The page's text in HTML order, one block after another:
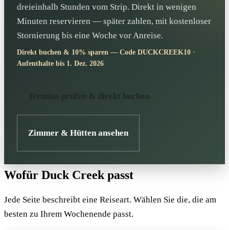
dreieinhalb Stunden vom Strip. Direkt in wenigen
Minuten reservieren — später zahlen, mit kostenloser
Stornierung bis eine Woche vor Anreise.
Direkt buchen & 10% sparen — Code DUCKCREEK10 ·
Aufenthalte bis 1. Dez. 2026
Termine prüfen & direkt buchen
Zimmer & Hütten ansehen
Wofür Duck Creek passt
Jede Seite beschreibt eine Reiseart. Wählen Sie die, die am
besten zu Ihrem Wochenende passt.